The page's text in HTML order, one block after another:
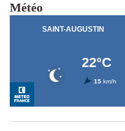
Météo